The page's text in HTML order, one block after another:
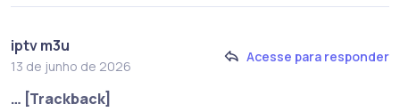
iptv m3u
13 de junho de 2026
Acesse para responder
… [Trackback]